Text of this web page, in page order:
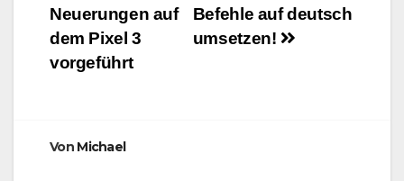
Befehle auf deutsch
umsetzen!
Neuerungen auf
dem Pixel 3
vorgeführt
Von Michael